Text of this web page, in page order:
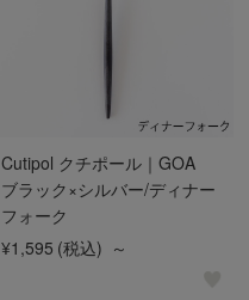
Cutipol クチポール｜GOA
ブラック×シルバー/ディナー
フォーク
¥1,595 (税込) ～